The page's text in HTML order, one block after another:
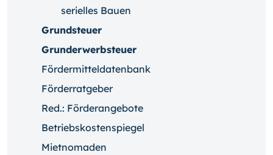
serielles Bauen
Grundsteuer
Grunderwerbsteuer
Fördermitteldatenbank
Förderratgeber
Red.: Förderangebote
Betriebskostenspiegel
Mietnomaden